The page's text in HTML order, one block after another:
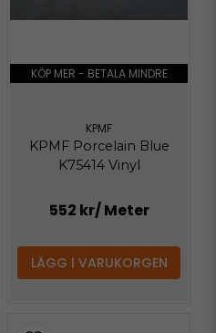
KÖP MER - BETALA MINDRE
KPMF
KPMF Porcelain Blue
K75414 Vinyl
552 kr/ Meter
LÄGG I VARUKORGEN